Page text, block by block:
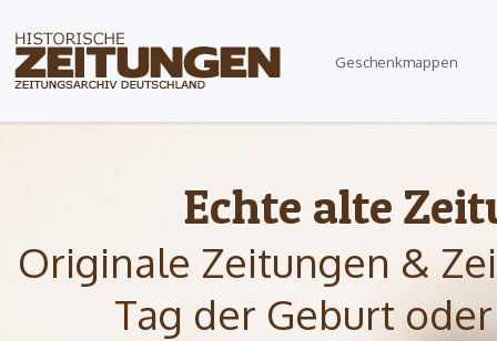
Geschenkmappen
Echte alte
Originale Zeitungen &
Tag der Geburt